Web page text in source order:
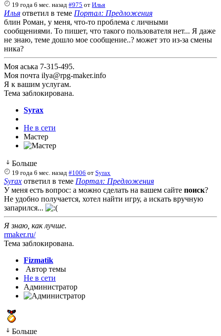
19 года 6 мес. назад #975 отИлья
Илья ответил в теме Портал: Предложения
блин Роман, у меня, что-то проблема с личными
сообщениями. То пишет, что такого пользователя нет... Я даже
не знаю, теме дошло мое сообщение..? может это из-за смены
ника?
Моя аська 7-315-495.
Моя почта ilya@rpg-maker.info
Я к вашим услугам.
Тема заблокирована.
Syrax
Не в сети
Мастер
Больше
19 года 6 мес. назад #1006 отSyrax
Syrax ответил в теме Портал: Предложения
У меня есть вопрос: а можно сделать на вашем сайте поиск?
Не удобно получается, хотел найти игру, а искать вручную
запарился...
Я знаю, как лучше.
rmaker.ru/
Тема заблокирована.
Fizmatik
Автор темы
Не в сети
Администратор
Больше